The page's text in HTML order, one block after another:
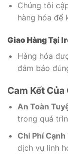
Chúng tôi
hàng hóa để
Giao Hàng Tại
Hàng hóa
đảm bảo
Cam Kết
An Toàn
trong quá
Chi Phí Cạnh
dịch vụ linh